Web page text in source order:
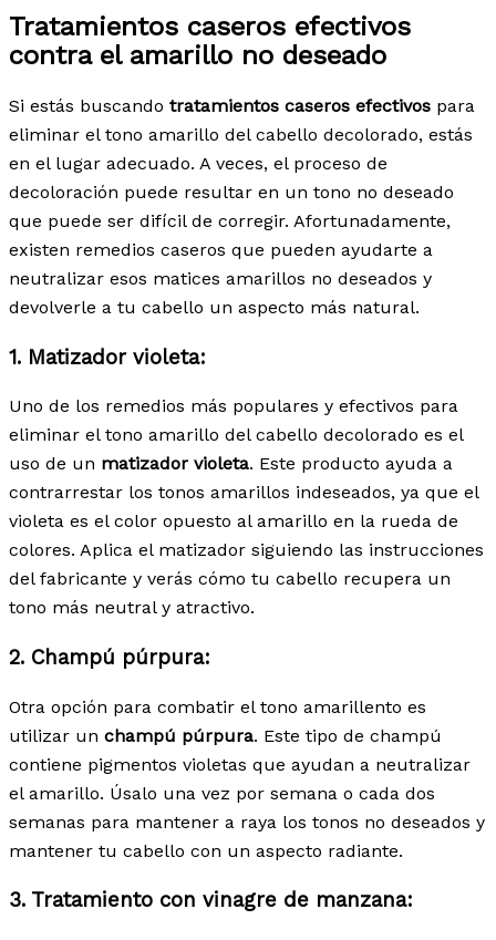
Tratamientos caseros efectivos
contra el amarillo no deseado
Si estás buscando tratamientos caseros efectivos para
eliminar el tono amarillo del cabello decolorado, estás
en el lugar adecuado. A veces, el proceso de
decoloración puede resultar en un tono no deseado
que puede ser difícil de corregir. Afortunadamente,
existen remedios caseros que pueden ayudarte a
neutralizar esos matices amarillos no deseados y
devolverle a tu cabello un aspecto más natural.
1. Matizador violeta:
Uno de los remedios más populares y efectivos para
eliminar el tono amarillo del cabello decolorado es el
uso de un matizador violeta. Este producto ayuda a
contrarrestar los tonos amarillos indeseados, ya que el
violeta es el color opuesto al amarillo en la rueda de
colores. Aplica el matizador siguiendo las instrucciones
del fabricante y verás cómo tu cabello recupera un
tono más neutral y atractivo.
2. Champú púrpura:
Otra opción para combatir el tono amarillento es
utilizar un champú púrpura. Este tipo de champú
contiene pigmentos violetas que ayudan a neutralizar
el amarillo. Úsalo una vez por semana o cada dos
semanas para mantener a raya los tonos no deseados y
mantener tu cabello con un aspecto radiante.
3. Tratamiento con vinagre de manzana: